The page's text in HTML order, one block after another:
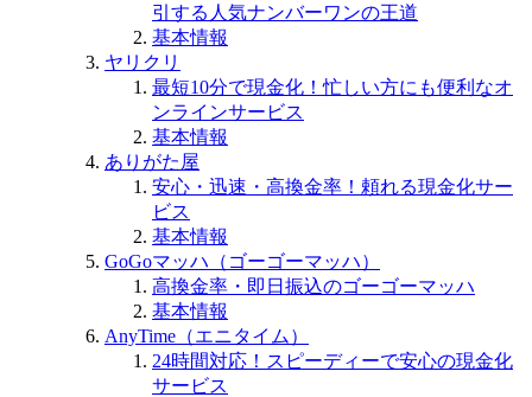
引する人気ナンバーワンの王道
基本情報
ヤリクリ
最短10分で現金化！忙しい方にも便利なオ
ンラインサービス
基本情報
ありがた屋
安心・迅速・高換金率！頼れる現金化サー
ビス
基本情報
GoGoマッハ（ゴーゴーマッハ）
高換金率・即日振込のゴーゴーマッハ
基本情報
AnyTime（エニタイム）
24時間対応！スピーディーで安心の現金化
サービス